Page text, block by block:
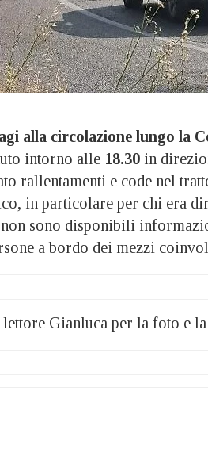
alla circolazione lungo la
intorno alle 18.30 in
rallentamenti e code nel
in particolare per chi era
sono disponibili
a bordo dei mezzi
Gianluca per la foto e la